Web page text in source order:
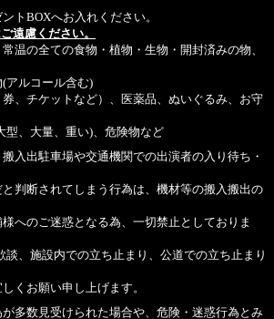
トBOXへお入れください。
遠慮ください。
温の全ての食物・植物・生物・開封済みの物、
アルコール含む)
、チケットなど）、医薬品、ぬいぐるみ、お守
、大量、重い)、危険物など
入出駐車場や交通機関での出演者の入り待ち・
判断されてしまう行為は、機材等の搬入搬出の
へのご迷惑となる為、一切禁止としておりま
、施設内での立ち止まり、公道での立ち止まり
くお願い申し上げます。
が多数見受けられた場合や、危険・迷惑行為とみ